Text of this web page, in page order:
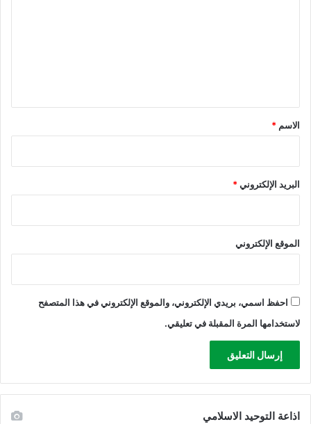
*
الاسم *
البريد الإلكتروني*
الموقع الإلكتروني
احفظ اسمي، بريدي الإلكتروني، والموقع الإلكتروني في هذا المتصفح
لاستخدامها المرة المقبلة في تعليقي.
اذاعة التوحيد الاسلامي